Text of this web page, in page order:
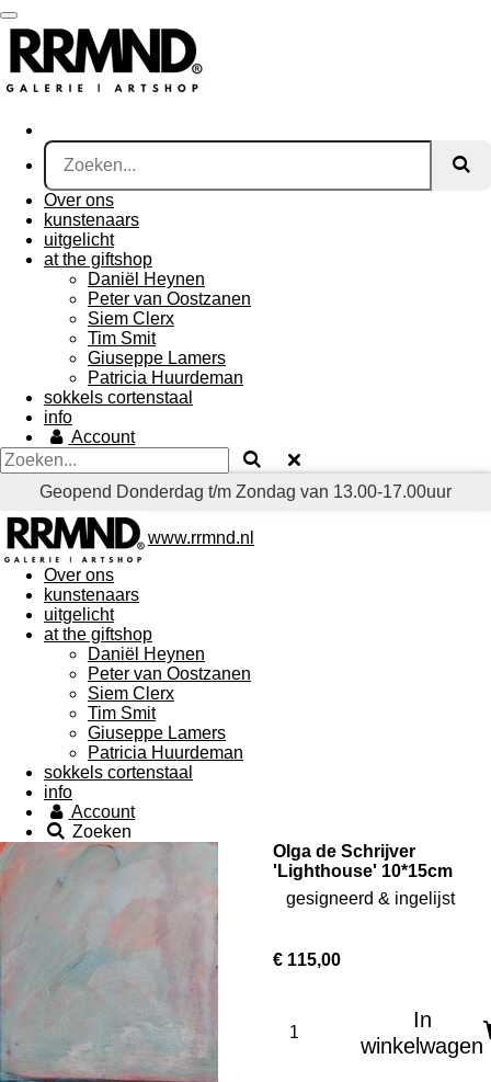
Ga
direct
naar
de
hoofdinhoud
Over ons
kunstenaars
uitgelicht
at the giftshop
Daniël Heynen
Peter van Oostzanen
Siem Clerx
Tim Smit
Giuseppe Lamers
Patricia Huurdeman
sokkels cortenstaal
info
Account
Geopend Donderdag t/m Zondag van 13.00-17.00uur
www.rrmnd.nl
Over ons
kunstenaars
uitgelicht
at the giftshop
Daniël Heynen
Peter van Oostzanen
Siem Clerx
Tim Smit
Giuseppe Lamers
Patricia Huurdeman
sokkels cortenstaal
info
Account
Zoeken
Olga de Schrijver
'Lighthouse' 10*15cm
gesigneerd & ingelijst
€ 115,00
In
winkelwagen